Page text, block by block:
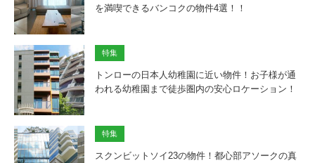
を満喫できるバンコクの物件4選！！
特集
トンローの日本人幼稚園に近い物件！お子様が通
われる幼稚園まで徒歩圏内の安心ロケーション！
特集
スクンビットソイ23の物件！都心部アソークの真